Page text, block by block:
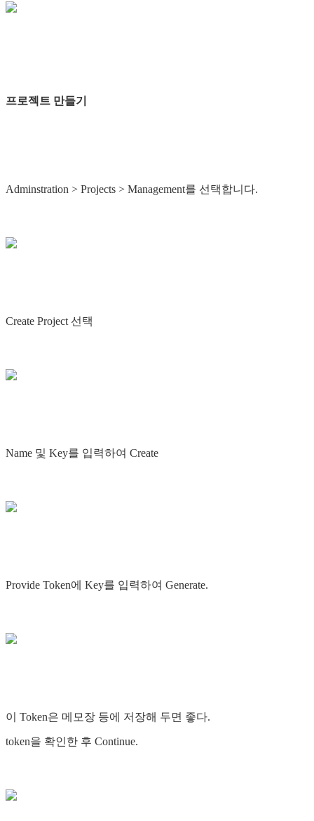
프로젝트 만들기
Adminstration > Projects > Management를 선택합니다.
Create Project 선택
Name 및 Key를 입력하여 Create
Provide Token에 Key를 입력하여 Generate.
이 Token은 메모장 등에 저장해 두면 좋다.
token을 확인한 후 Continue.